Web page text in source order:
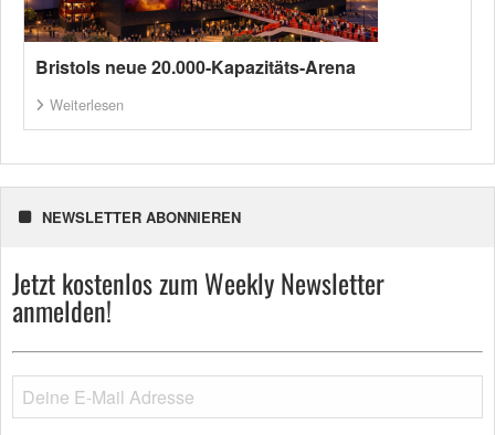
Bristols neue 20.000-Kapazitäts-Arena
Weiterlesen
NEWSLETTER ABONNIEREN
Jetzt kostenlos zum Weekly Newsletter
anmelden!